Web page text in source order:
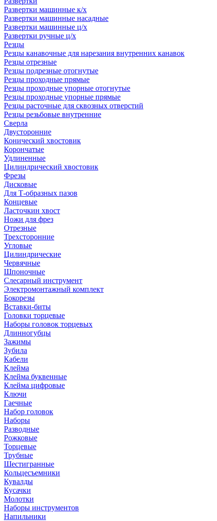
Развертки машинные к/х
Развертки машинные насадные
Развертки машинные ц/х
Развертки ручные ц/х
Резцы
Резцы канавочные для нарезания внутренних канавок
Резцы отрезные
Резцы подрезные отогнутые
Резцы проходные прямые
Резцы проходные упорные отогнутые
Резцы проходные упорные прямые
Резцы расточные для сквозных отверстий
Резцы резьбовые внутренние
Сверла
Двусторонние
Конический хвостовик
Корончатые
Удлиненные
Цилиндрический хвостовик
Фрезы
Дисковые
Для Т-образных пазов
Концевые
Ласточкин хвост
Ножи для фрез
Отрезные
Трехсторонние
Угловые
Цилиндрические
Червячные
Шпоночные
Слесарный инструмент
Электромонтажный комплект
Бокорезы
Вставки-биты
Головки торцевые
Наборы головок торцевых
Длинногубцы
Зажимы
Зубила
Кабели
Клейма
Клейма буквенные
Клейма цифровые
Ключи
Гаечные
Набор головок
Наборы
Разводные
Рожковые
Торцевые
Трубные
Шестигранные
Кольцесъемники
Кувалды
Кусачки
Молотки
Наборы инструментов
Напильники